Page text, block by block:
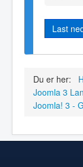
Last
Du er her:
Joomla 3
Joomla! 3 -